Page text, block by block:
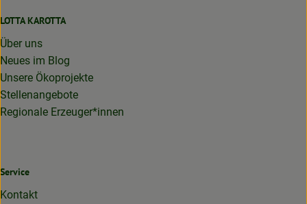
LOTTA KAROTTA
Über uns
Neues im Blog
Unsere Ökoprojekte
Stellenangebote
Regionale Erzeuger*innen
Service
Kontakt